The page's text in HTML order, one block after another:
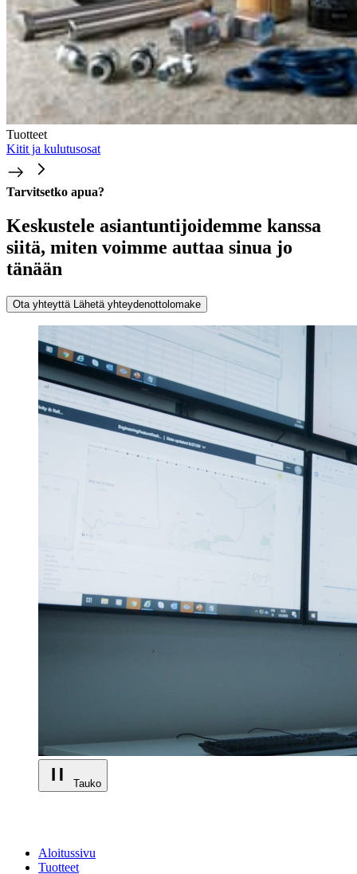
Tuotteet
Kitit ja kulutusosat
Tarvitsetko apua?
Keskustele asiantuntijoidemme kanssa
siitä, miten voimme auttaa sinua jo
tänään
Ota yhteyttä Lähetä yhteydenottolomake
Tauko
Aloitussivu
Tuotteet